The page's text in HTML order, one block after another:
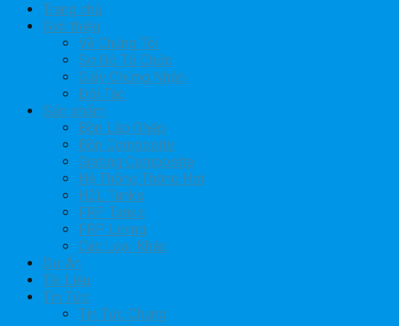
Trang chủ
Giới thiệu
Về Chúng Tôi
Sơ Đồ Tổ Chức
Giấy Chứng Nhận
Đối Tác
Sản phẩm
Bồn Lắp Ghép
Bồn Composite
Grating Composite
Hệ Thống Thông Hơi
H2L Tanks
FRP Tanks
FRP Lining
Các Loại Khác
Dự Án
Tài Liệu
Tin Tức
Tin Tức Chung